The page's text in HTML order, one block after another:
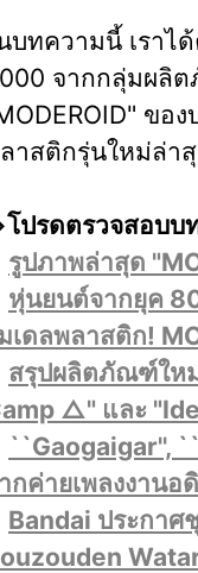
บทความนี้ เราไ
จากกลุ่มผลิ
ขอ
าสติกรุ่นใหม่ล่า
ปรดตรวจสอบบ
รูปภาพล่าสุด
หุ่นยนต์จากยุค
เดลพลาสติก!
สรุปผลิตภัณฑ์ให
△" และ
``Gaogaigar'',
กค่ายเพลงงานอ
Bandai ประกา